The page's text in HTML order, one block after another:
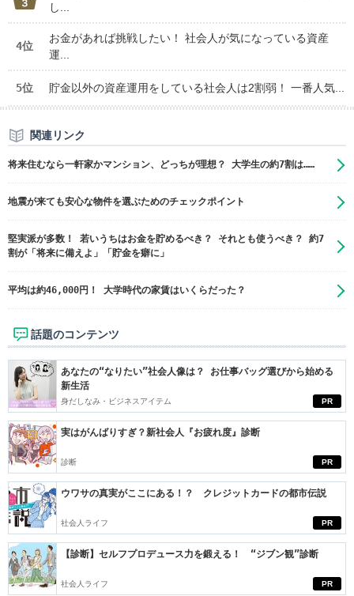
し...
4位
お金があれば挑戦したい！ 社会人が気になっている資産
運...
5位 貯金以外の資産運用をしている社会人は2割弱！ 一番人気...
関連リンク
将来住むなら一軒家かマンション、どっちが理想？ 大学生の約7割は……
地震が来ても安心な物件を選ぶためのチェックポイント
堅実派が多数！ 若いうちはお金を貯めるべき？ それとも使うべき？ 約7
割が「将来に備えよ」「貯金を癖に」
平均は約46,000円！ 大学時代の家賃はいくらだった？
話題のコンテンツ
PR
あなたの“なりたい”社会人像は？ お仕事バッグ選びから始める
新生活
身だしなみ・ビジネスアイテム
PR
実はがんばりすぎ？新社会人『お疲れ度』診断
診断
PR
ウワサの真実がここにある！？ クレジットカードの都市伝説
社会人ライフ
PR
【診断】セルフプロデュース力を鍛える！ “ジブン観”診断
社会人ライフ